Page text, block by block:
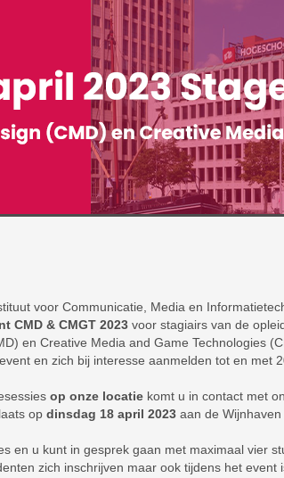
voor Communicatie, Media en
CMD & CMGT 2023voor stagiairs van de
en Creative Media and Game Technologies
en zich bij interesse aanmelden tot en met
op onze locatiekomt u in contact met
op dinsdag 18 april 2023aan de Wijnhaven
en u kunt in gesprek gaan met maximaal vier
zich inschrijven maar ook tijdens het event